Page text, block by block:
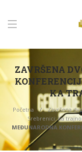
ZAVRŠENA
KA
Početna
Završena
Srebrenici: Ka
MEĐUNARODNA